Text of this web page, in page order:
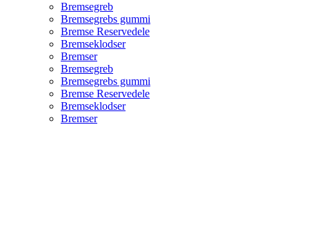
Bremsegreb
Bremsegrebs gummi
Bremse Reservedele
Bremseklodser
Bremser
Bremsegreb
Bremsegrebs gummi
Bremse Reservedele
Bremseklodser
Bremser